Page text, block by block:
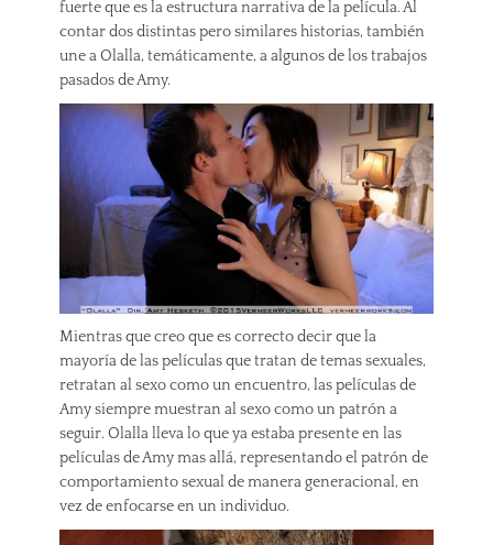
fuerte que es la estructura narrativa de la película. Al
contar dos distintas pero similares historias, también
une a Olalla, temáticamente, a algunos de los trabajos
pasados de Amy.
Mientras que creo que es correcto decir que la
mayoría de las películas que tratan de temas sexuales,
retratan al sexo como un encuentro, las películas de
Amy siempre muestran al sexo como un patrón a
seguir. Olalla lleva lo que ya estaba presente en las
películas de Amy mas allá, representando el patrón de
comportamiento sexual de manera generacional, en
vez de enfocarse en un individuo.